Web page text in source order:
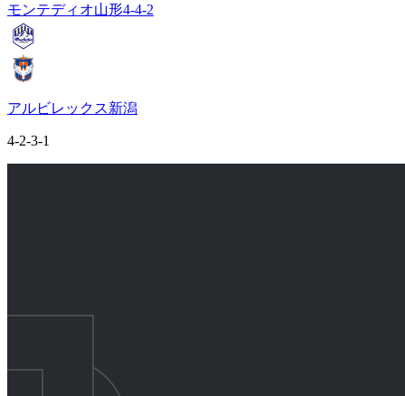
モンテディオ山形4-4-2
アルビレックス新潟
4-2-3-1